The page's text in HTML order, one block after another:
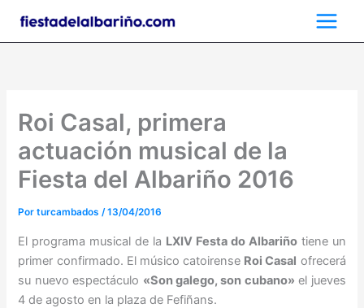
contenido
Roi Casal, primera
actuación musical de la
Fiesta del Albariño 2016
Porturcambados/13/04/2016
El programa musical de la LXIV Festa do Albariñotiene un
primer confirmado. El músico catoirense Roi Casal ofrecerá
su nuevo espectáculo «Son galego, son cubano» el jueves
4 de agosto en la plaza de Fefiñans.